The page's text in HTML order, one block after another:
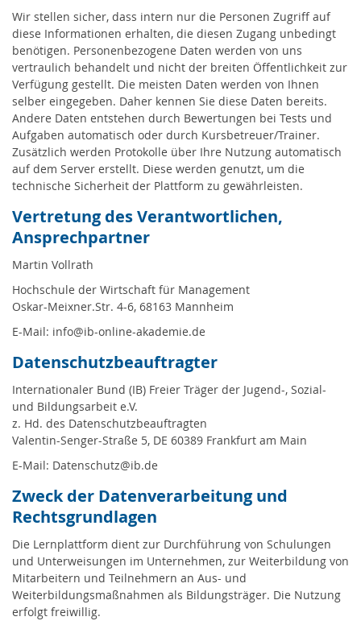
Wir stellen sicher, dass intern nur die Personen Zugriff auf
diese Informationen erhalten, die diesen Zugang unbedingt
benötigen. Personenbezogene Daten werden von uns
vertraulich behandelt und nicht der breiten Öffentlichkeit zur
Verfügung gestellt. Die meisten Daten werden von Ihnen
selber eingegeben. Daher kennen Sie diese Daten bereits.
Andere Daten entstehen durch Bewertungen bei Tests und
Aufgaben automatisch oder durch Kursbetreuer/Trainer.
Zusätzlich werden Protokolle über Ihre Nutzung automatisch
auf dem Server erstellt. Diese werden genutzt, um die
technische Sicherheit der Plattform zu gewährleisten.
Vertretung des Verantwortlichen,
Ansprechpartner
Martin Vollrath
Hochschule der Wirtschaft für Management
Oskar-Meixner.Str. 4-6, 68163 Mannheim
E-Mail: info@ib-online-akademie.de
Datenschutzbeauftragter
Internationaler Bund (IB) Freier Träger der Jugend-, Sozial-
und Bildungsarbeit e.V.
z. Hd. des Datenschutzbeauftragten
Valentin-Senger-Straße 5, DE 60389 Frankfurt am Main
E-Mail: Datenschutz@ib.de
Zweck der Datenverarbeitung und
Rechtsgrundlagen
Die Lernplattform dient zur Durchführung von Schulungen
und Unterweisungen im Unternehmen, zur Weiterbildung von
Mitarbeitern und Teilnehmern an Aus- und
Weiterbildungsmaßnahmen als Bildungsträger. Die Nutzung
erfolgt freiwillig.